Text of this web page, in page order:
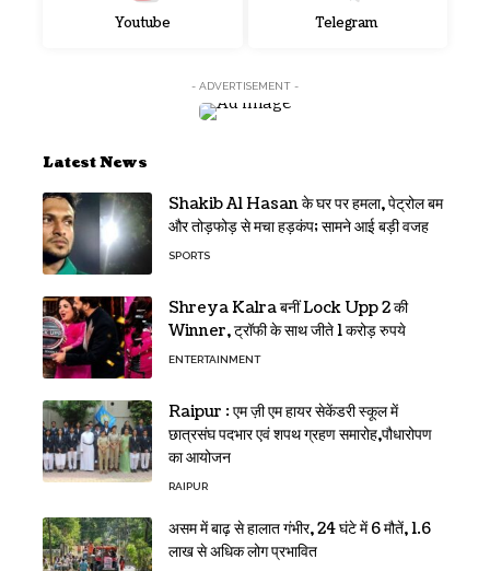
Youtube Telegram
- ADVERTISEMENT -
Latest News
Shakib Al Hasan के घर पर हमला, पेट्रोल बम
और तोड़फोड़ से मचा हड़कंप; सामने आई बड़ी वजह
SPORTS
Shreya Kalra बनीं Lock Upp 2 की
Winner, ट्रॉफी के साथ जीते 1 करोड़ रुपये
ENTERTAINMENT
Raipur : एम ज़ी एम हायर सेकेंडरी स्कूल में
छात्रसंघ पदभार एवं शपथ ग्रहण समारोह,पौधारोपण
का आयोजन
RAIPUR
असम में बाढ़ से हालात गंभीर, 24 घंटे में 6 मौतें, 1.6
लाख से अधिक लोग प्रभावित